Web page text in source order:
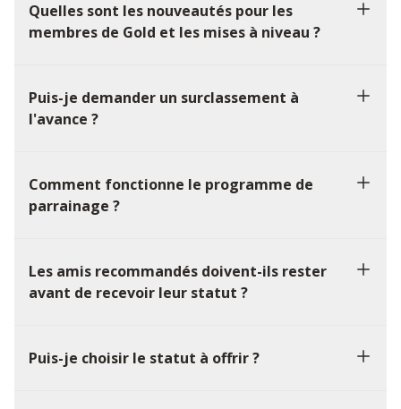
Quelles sont les nouveautés pour les
membres de Gold et les mises à niveau ?
Puis-je demander un surclassement à
l'avance ?
Comment fonctionne le programme de
parrainage ?
Les amis recommandés doivent-ils rester
avant de recevoir leur statut ?
Puis-je choisir le statut à offrir ?